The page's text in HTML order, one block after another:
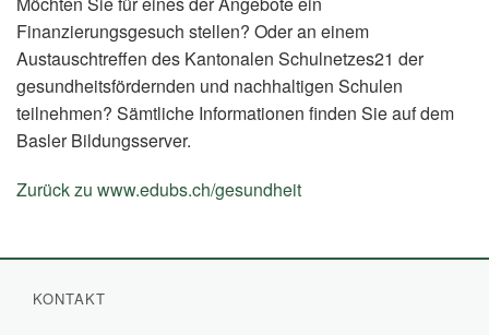
Finanzierungsgesuch stellen? Oder an einem
Austauschtreffen des Kantonalen Schulnetzes21 der
gesundheitsfördernden und nachhaltigen Schulen
teilnehmen? Sämtliche Informationen finden Sie auf dem
Basler Bildungsserver.
Zurück zu www.edubs.ch/gesundheit
KONTAKT